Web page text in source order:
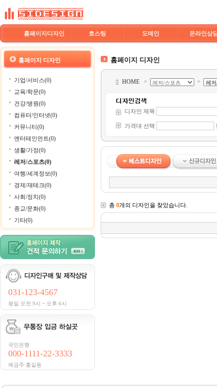
홈페이지디자인 호스팅 도메인 온라인상
홈페이지 디자인
기업/서비스(0)
교육/학문(0)
건강/병원(0)
컴퓨터/인터넷(0)
커뮤니티(0)
엔터테인먼트(0)
생활/가정(0)
레저/스포츠(0)
여행/세계정보(0)
경제/재테크(0)
사회/정치(0)
종교/문화(0)
기타(0)
031-123-4567
평일 오전 9시 ~ 오후 6시
국민은행
000-1111-22-3333
예금주:홍길동
홈페이지 디자인
HOME > >
디자인 제목
가격대 선택
총 0개의 디자인을 찾았습니다.